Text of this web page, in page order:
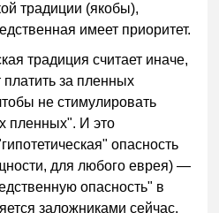
традиции (якобы),
имеет приоритет.
традиция считает иначе,
за пленных
не стимулировать
пленных". И это
опасность
для любого еврея) —
опасность" в
заложниками сейчас.